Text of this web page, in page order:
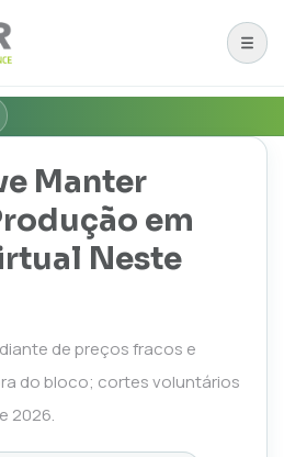
Manter
em
Neste
de preços fracos e
do bloco; cortes voluntários
2026.